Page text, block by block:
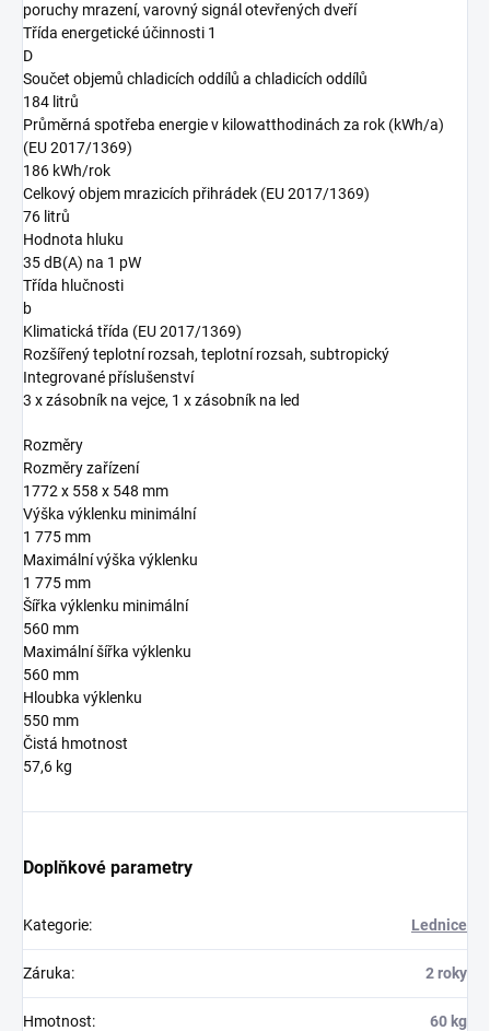
poruchy mrazení, varovný signál otevřených dveří
Třída energetické účinnosti 1
D
Součet objemů chladicích oddílů a chladicích oddílů
184 litrů
Průměrná spotřeba energie v kilowatthodinách za rok (kWh/a)
(EU 2017/1369)
186 kWh/rok
Celkový objem mrazicích přihrádek (EU 2017/1369)
76 litrů
Hodnota hluku
35 dB(A) na 1 pW
Třída hlučnosti
b
Klimatická třída (EU 2017/1369)
Rozšířený teplotní rozsah, teplotní rozsah, subtropický
Integrované příslušenství
3 x zásobník na vejce, 1 x zásobník na led
Rozměry
Rozměry zařízení
1772 x 558 x 548 mm
Výška výklenku minimální
1 775 mm
Maximální výška výklenku
1 775 mm
Šířka výklenku minimální
560 mm
Maximální šířka výklenku
560 mm
Hloubka výklenku
550 mm
Čistá hmotnost
57,6 kg
Doplňkové parametry
Kategorie: Lednice
Záruka: 2 roky
Hmotnost: 60 kg